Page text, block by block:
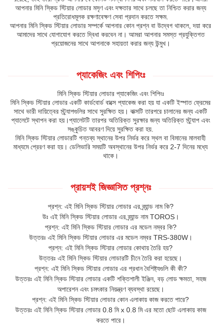
আপনার মিনি স্কিড স্টিয়ার লোডার মসৃণ এবং দক্ষতার সাথে চলছে তা নিশ্চিত করার জন্য
প্রতিরোধমূলক রক্ষণাবেক্ষণ সেবা প্রদান করতে সক্ষম.
আপনার মিনি স্কিড স্টিয়ার লোডার সম্পর্কে আপনার কোন প্রশ্ন বা উদ্বেগ থাকলে, দয়া করে
আমাদের সাথে যোগাযোগ করতে দ্বিধা করবেন না। আমরা আপনার সমস্ত প্রযুক্তিগত
প্রয়োজনের সাথে আপনাকে সহায়তা করার জন্য উন্মুখ।
প্যাকেজিং এবং শিপিংঃ
মিনি স্কিড স্টিয়ার লোডার প্যাকেজিং এবং শিপিংঃ
মিনি স্কিড স্টিয়ার লোডার একটি কার্ডবোর্ড বাক্সে প্যাকেজ করা হয় যা একটি ইস্পাত ফ্রেমের
সাথে ভারী দায়িত্বের স্ট্র্যাপগুলির সাথে সুরক্ষিত হয়। বাক্সটি তারপরে চালানের জন্য একটি
প্যালেটে স্থাপন করা হয়।প্যালেটটি তারপর অতিরিক্ত সুরক্ষার জন্য অতিরিক্ত স্ট্র্যাপ এবং
সঙ্কুচিত আবরণ দিয়ে সুরক্ষিত করা হয়.
মিনি স্কিড স্টিয়ার লোডারটি গন্তব্য স্থানের উপর নির্ভর করে স্থল বা বিমানের মালবাহী
মাধ্যমে প্রেরণ করা হয়। ডেলিভারি সময়টি অবস্থানের উপর নির্ভর করে 2-7 দিনের মধ্যে
থাকে।
প্রায়শই জিজ্ঞাসিত প্রশ্নঃ
প্রশ্ন: এই মিনি স্কিড স্টিয়ার লোডার এর ব্র্যান্ড নাম কি?
উঃ এই মিনি স্কিড স্টিয়ার লোডার এর ব্র্যান্ড নাম TOROS।
প্রশ্ন: এই মিনি স্কিড স্টিয়ার লোডার এর মডেল নম্বর কি?
উত্তরঃ এই মিনি স্কিড স্টিয়ার লোডার এর মডেল নম্বর TRS-380W।
প্রশ্ন: এই মিনি স্কিড স্টিয়ার লোডার কোথায় তৈরি হয়?
উত্তরঃ এই মিনি স্কিড স্টিয়ার লোডারটি চীনে তৈরি করা হয়েছে।
প্রশ্ন: এই মিনি স্কিড স্টিয়ার লোডার এর প্রধান বৈশিষ্ট্যগুলি কী কী?
উত্তরঃ এই মিনি স্কিড স্টিয়ার লোডার একটি শক্তিশালী ইঞ্জিন, বড় লোড ক্ষমতা, সহজ
অপারেশন এবং চমৎকার নিয়ন্ত্রণ ব্যবস্থা রয়েছে।
প্রশ্ন: এই মিনি স্কিড স্টিয়ার লোডার কোন এলাকায় কাজ করতে পারে?
উত্তরঃ এই মিনি স্কিড স্টিয়ার লোডার 0.8 মি x 0.8 মি এর মতো ছোট এলাকায় কাজ
করতে পারে।